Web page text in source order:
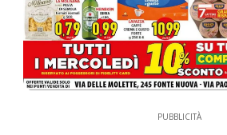
PUBBLICITÀ